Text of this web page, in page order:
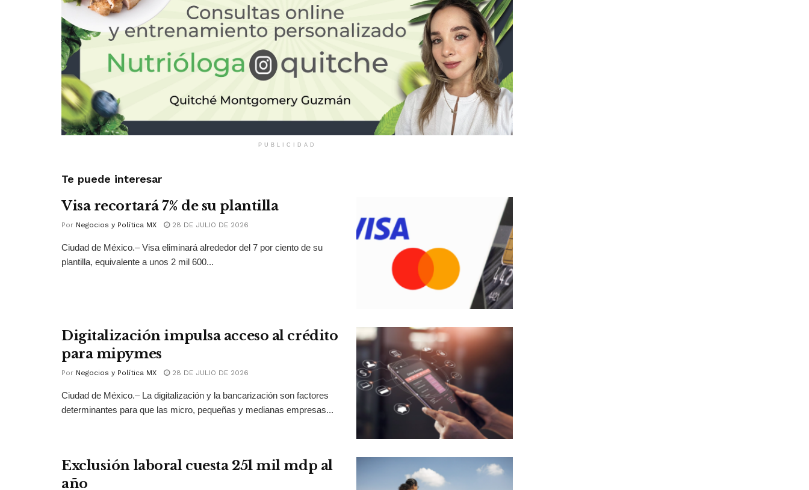
PUBLICIDAD
Te puede interesar
Visa recortará 7% de su plantilla
Por Negocios y Política MX 28 DE JULIO DE 2026
Ciudad de México.– Visa eliminará alrededor del 7 por ciento de su
plantilla, equivalente a unos 2 mil 600...
Digitalización impulsa acceso al crédito
para mipymes
Por Negocios y Política MX 28 DE JULIO DE 2026
Ciudad de México.– La digitalización y la bancarización son factores
determinantes para que las micro, pequeñas y medianas empresas...
Exclusión laboral cuesta 251 mil mdp al
año